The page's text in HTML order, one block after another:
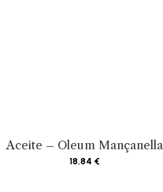
Aceite – Oleum Mançanella
18,84€